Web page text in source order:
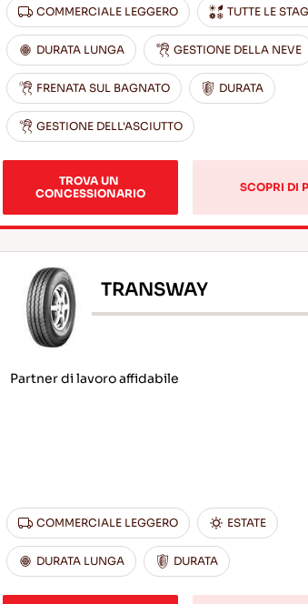
COMMERCIALE LEGGERO TUTTE LE
DURATA LUNGA GESTIONE DELLA NEVE
FRENATA SUL BAGNATO DURATA
GESTIONE DELL'ASCIUTTO
TROVA UN
CONCESSIONARIO
SCOPRI DI
TRANSWAY
Partner di lavoro affidabile
COMMERCIALE LEGGERO ESTATE
DURATA LUNGA DURATA